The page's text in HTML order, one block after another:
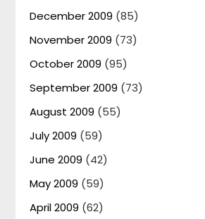
December 2009 (85)
November 2009 (73)
October 2009 (95)
September 2009 (73)
August 2009 (55)
July 2009 (59)
June 2009 (42)
May 2009 (59)
April 2009 (62)